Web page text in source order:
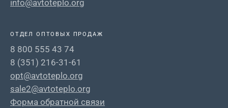
info@avtoteplo.org
ОТДЕЛ ОПТОВЫХ ПРОДАЖ
8 800 555 43 74
8 (351) 216-31-61
opt@avtoteplo.org
sale2@avtoteplo.org
Форма обратной связи